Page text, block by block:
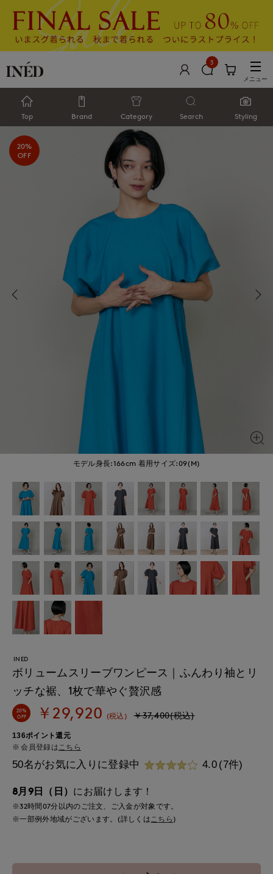
3
メニュー
Top Brand Category Search Styling
モデル身長:166cm 着用サイズ:09(M)
20%
OFF
INED
ボリュームスリーブワンピース｜ふんわり袖とリ
ッチな裾、1枚で華やぐ贅沢感
20%
OFF
￥29,920 (税込) ￥37,400(税込)
136ポイント還元
会員登録は こちら
50名がお気に入りに登録中 4.0 (7件)
8月9日（日） にお届けします！
※32時間07分以内のご注文、ご入金が対象です。
※一部例外地域がございます。(詳しくはこちら )